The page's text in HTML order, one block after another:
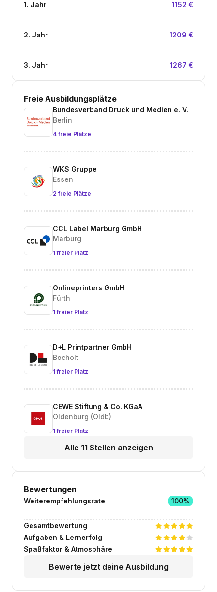
1. Jahr 1152 €
2. Jahr 1209 €
3. Jahr 1267 €
Freie Ausbildungsplätze
Bundesverband Druck und Medien e. V.
Berlin
4 freie Plätze
WKS Gruppe
Essen
2 freie Plätze
CCL Label Marburg GmbH
Marburg
1 freier Platz
Onlineprinters GmbH
Fürth
1 freier Platz
D+L Printpartner GmbH
Bocholt
1 freier Platz
CEWE Stiftung & Co. KGaA
Oldenburg (Oldb)
1 freier Platz
Alle 11 Stellen anzeigen
Bewertungen
Weiterempfehlungsrate 100%
Gesamtbewertung
Aufgaben & Lernerfolg
Spaßfaktor & Atmosphäre
Bewerte jetzt deine Ausbildung